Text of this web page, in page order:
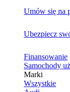
Umów się na
Ubezpiecz
Finansowanie
Samochody
Marki
Wszystkie